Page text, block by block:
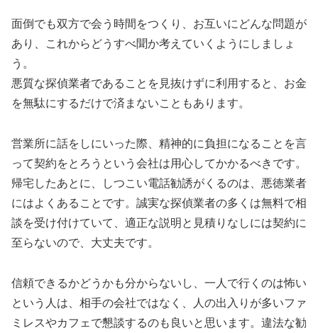
面倒でも双方で会う時間をつくり、お互いにどんな問題が
あり、これからどうすべ聞か考えていくようにしましょ
う。
悪質な探偵業者であることを見抜けずに利用すると、お金
を無駄にするだけで済まないこともあります。
営業所に話をしにいった際、精神的に負担になることを言
って契約をとろうという会社は用心してかかるべきです。
帰宅したあとに、しつこい電話勧誘がくるのは、悪徳業者
にはよくあることです。誠実な探偵業者の多くは無料で相
談を受け付けていて、適正な説明と見積りなしには契約に
至らないので、大丈夫です。
信頼できるかどうかも分からないし、一人で行くのは怖い
という人は、相手の会社ではなく、人の出入りが多いファ
ミレスやカフェで懇談するのも良いと思います。違法な勧